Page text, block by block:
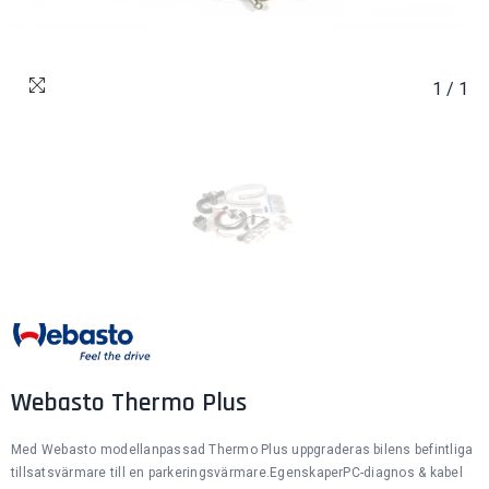
1 / 1
Webasto Thermo Plus
Med Webasto modellanpassad Thermo Plus uppgraderas bilens befintliga
tillsatsvärmare till en parkeringsvärmare.EgenskaperPC-diagnos & kabel